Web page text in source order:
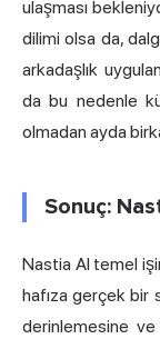
ulaşması
dilimi olsa da,
arkadaşlık
da bu nedenle
olmadan ayda
Sonuç:
Nastia AI temel
hafıza gerçek bir
derinlemesine